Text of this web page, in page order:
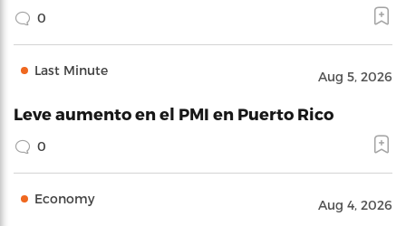
0
Last Minute Aug 5, 2026
Leve aumento en el PMI en Puerto Rico
0
Economy Aug 4, 2026